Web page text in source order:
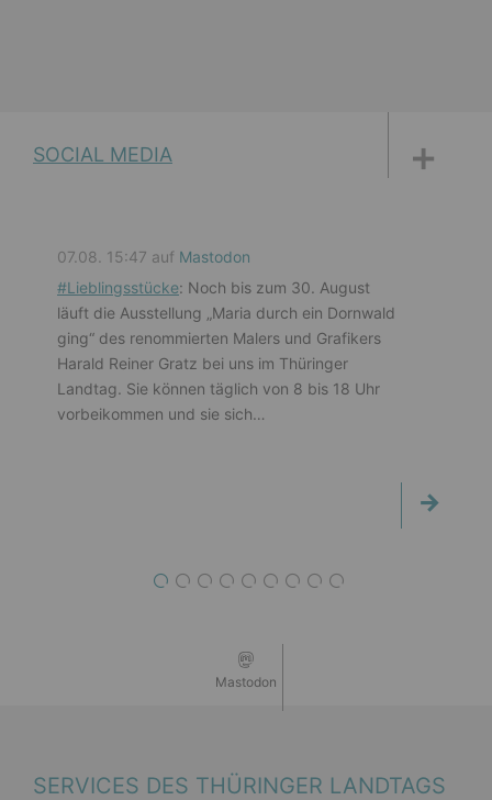
SOCIAL MEDIA
07.08. 15:47 auf Mastodon
#Lieblingsstücke: Noch bis zum 30. August
läuft die Ausstellung „Maria durch ein Dornwald
ging“ des renommierten Malers und Grafikers
Harald Reiner Gratz bei uns im Thüringer
Landtag. Sie können täglich von 8 bis 18 Uhr
vorbeikommen und sie sich…
1 2 3 4 5 6 7 8
Mastodon
SERVICES DES THÜRINGER LANDTAGS